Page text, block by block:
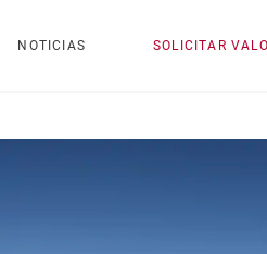
NOTICIAS SOLICITAR